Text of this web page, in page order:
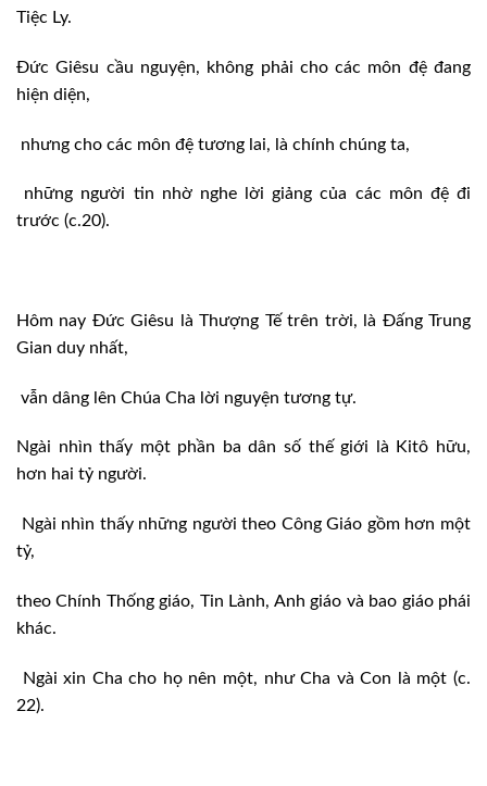
Tiệc Ly.
Đức Giêsu cầu nguyện, không phải cho các môn đệ đang
hiện diện,
nhưng cho các môn đệ tương lai, là chính chúng ta,
những người tin nhờ nghe lời giảng của các môn đệ đi
trước (c.20).
Hôm nay Đức Giêsu là Thượng Tế trên trời, là Đấng Trung
Gian duy nhất,
vẫn dâng lên Chúa Cha lời nguyện tương tự.
Ngài nhìn thấy một phần ba dân số thế giới là Kitô hữu,
hơn hai tỷ người.
Ngài nhìn thấy những người theo Công Giáo gồm hơn một
tỷ,
theo Chính Thống giáo, Tin Lành, Anh giáo và bao giáo phái
khác.
Ngài xin Cha cho họ nên một, như Cha và Con là một (c.
22).